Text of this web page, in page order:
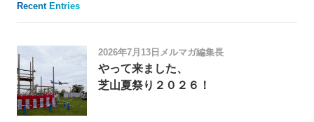
Recent Entries
2026年7月13日 メルマガ編集長
やって来ました、
芝山夏祭り２０２６！